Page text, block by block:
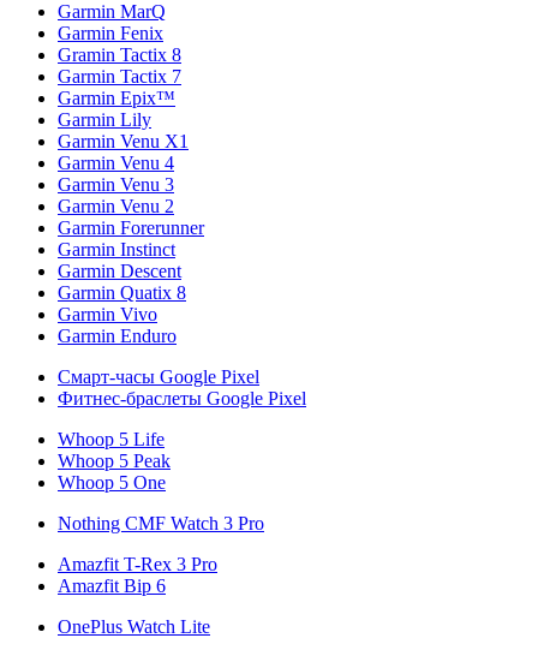
Garmin MarQ
Garmin Fenix
Gramin Tactix 8
Garmin Tactix 7
Garmin Epix™
Garmin Lily
Garmin Venu X1
Garmin Venu 4
Garmin Venu 3
Garmin Venu 2
Garmin Forerunner
Garmin Instinct
Garmin Descent
Garmin Quatix 8
Garmin Vivo
Garmin Enduro
Смарт-часы Google Pixel
Фитнес-браслеты Google Pixel
Whoop 5 Life
Whoop 5 Peak
Whoop 5 One
Nothing CMF Watch 3 Pro
Amazfit T-Rex 3 Pro
Amazfit Bip 6
OnePlus Watch Lite